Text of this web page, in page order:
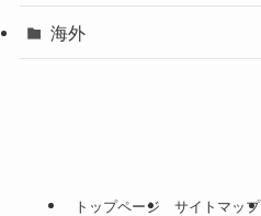
海外
トップページ サイトマップ